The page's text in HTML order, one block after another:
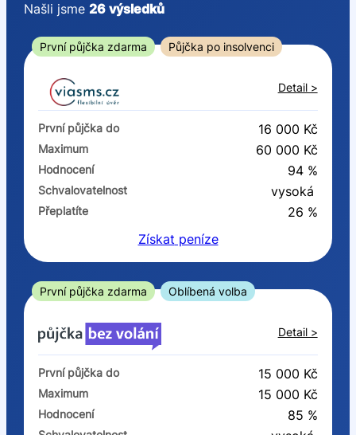
Od
První půjčka zdarma
–
ano
Ve zkušebce
ano
ne
V exekuci
ano
ne
Po insolvenci
Našli jsme26 výsledků
První půjčka zdarma Půjčka po insolvenci
Detail >
První půjčka do 16 000 Kč
Maximum 60 000 Kč
Hodnocení 94 %
Schvalovatelnost vysoká
Přeplatíte
26 %
Získat peníze
První půjčka zdarma Oblíbená volba
Detail >
První půjčka do 15 000 Kč
Maximum 15 000 Kč
Hodnocení 85 %